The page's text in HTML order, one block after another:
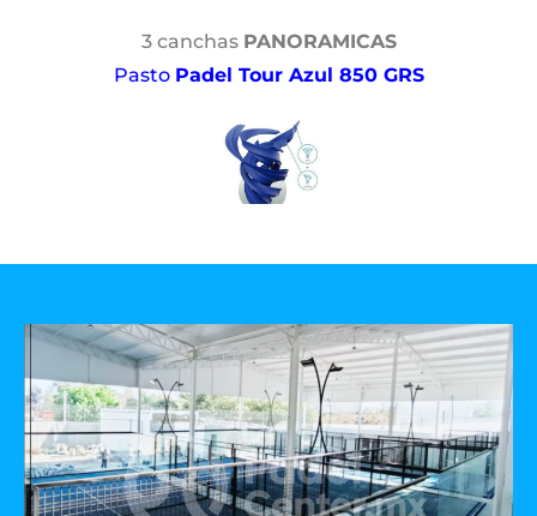
3 canchas PANORAMICAS
Pasto Padel Tour Azul 850 GRS